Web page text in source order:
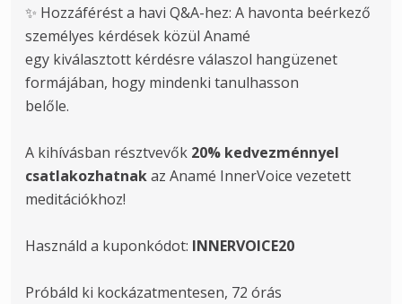
✨ Hozzáférést a havi Q&A-hez: A havonta beérkező
személyes kérdések közül Anamé
egy kiválasztott kérdésre válaszol hangüzenet
formájában, hogy mindenki tanulhasson
belőle.
A kihívásban résztvevők 20% kedvezménnyel
csatlakozhatnak az Anamé InnerVoice vezetett
Használd a kuponkódot: INNERVOICE20
Próbáld ki kockázatmentesen, 72 órás